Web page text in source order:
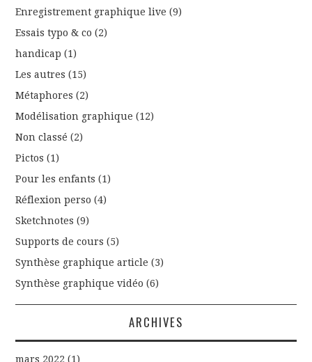
Enregistrement graphique live (9)
Essais typo & co (2)
handicap (1)
Les autres (15)
Métaphores (2)
Modélisation graphique (12)
Non classé (2)
Pictos (1)
Pour les enfants (1)
Réflexion perso (4)
Sketchnotes (9)
Supports de cours (5)
Synthèse graphique article (3)
Synthèse graphique vidéo (6)
ARCHIVES
mars 2022 (1)